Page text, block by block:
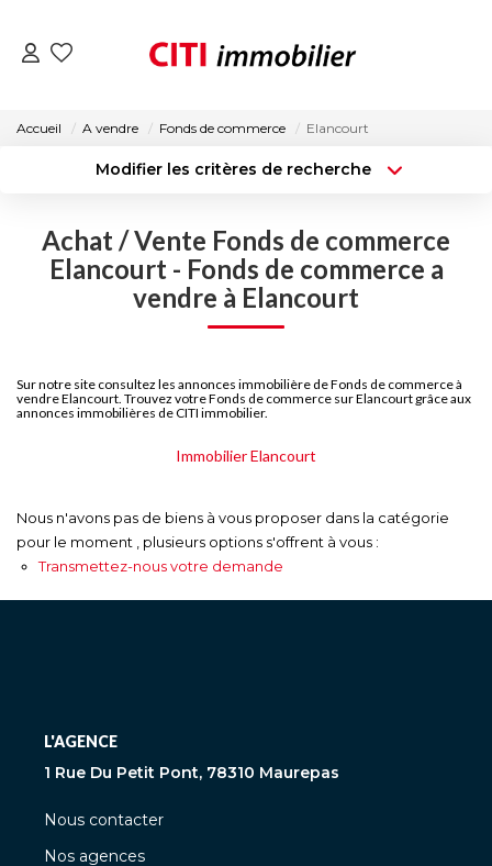
LOCATIONS
ESTIMATION
NOS AGENCES
ACTUALITÉS
Accueil A vendre Fonds de commerce Elancourt
Modifier les critères de recherche
Sélectionnez...
Type de bien
Surface min
Achat / Vente Fonds de commerce
Elancourt - Fonds de commerce a
vendre à Elancourt
Sur notre site consultez les annonces immobilière de Fonds de commerce à
vendre Elancourt. Trouvez votre Fonds de commerce sur Elancourt grâce aux
annonces immobilières de CITI immobilier.
Immobilier Elancourt
Nous n'avons pas de biens à vous proposer dans la catégorie
pour le moment , plusieurs options s'offrent à vous :
Transmettez-nous votre demande
L'AGENCE
1 Rue Du Petit Pont, 78310 Maurepas
Nous contacter
Nos agences